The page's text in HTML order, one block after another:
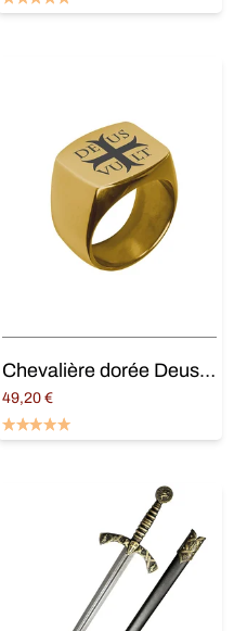
Chevalière dorée Deus Vult
49,20 €
Choix des options